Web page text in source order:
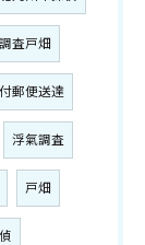
査戸畑
付郵便送達
浮氣調査
戸畑